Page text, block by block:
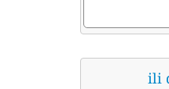
ili